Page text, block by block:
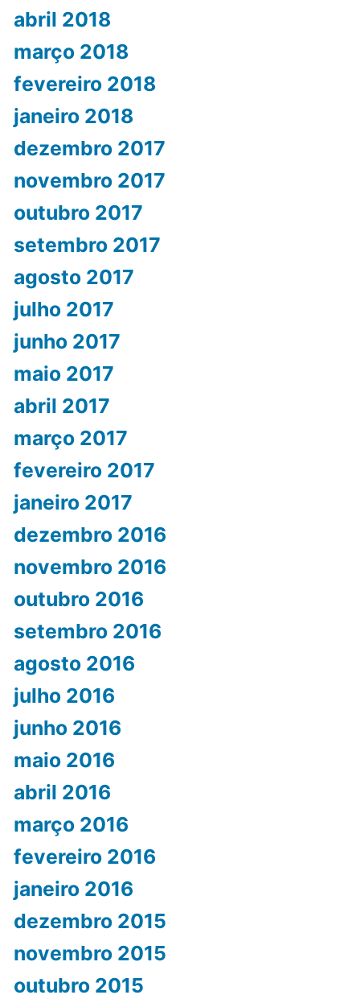
abril 2018
março 2018
fevereiro 2018
janeiro 2018
dezembro 2017
novembro 2017
outubro 2017
setembro 2017
agosto 2017
julho 2017
junho 2017
maio 2017
abril 2017
março 2017
fevereiro 2017
janeiro 2017
dezembro 2016
novembro 2016
outubro 2016
setembro 2016
agosto 2016
julho 2016
junho 2016
maio 2016
abril 2016
março 2016
fevereiro 2016
janeiro 2016
dezembro 2015
novembro 2015
outubro 2015